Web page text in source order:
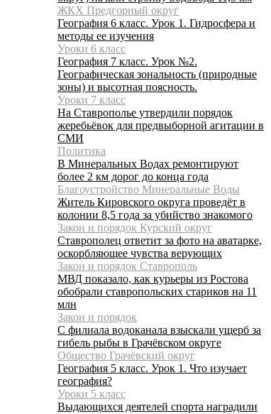
ЖКХ Предгорный округ
География 6 класс. Урок 1. Гидросфера и
методы ее изучения
Уроки 6 класс
География 7 класс. Урок №2.
Географическая зональность (природные
зоны) и высотная поясность.
Уроки 7 класс
На Ставрополье утвердили порядок
жеребьёвок для предвыборной агитации в
СМИ
Политика
В Минеральных Водах ремонтируют
более 2 км дорог до конца года
Благоустройство Минеральные Воды
Житель Кировского округа проведёт в
колонии 8,5 года за убийство знакомого
Закон и порядок Курский округ
Ставрополец ответит за фото на аватарке,
оскорбляющее чувства верующих
Закон и порядок Ставрополь
МВД показало, как курьеры из Ростова
обобрали ставропольских стариков на 11
млн
Закон и порядок
С филиала водоканала взыскали ущерб за
гибель рыбы в Грачёвском округе
Общество Грачёвский округ
География 5 класс. Урок 1. Что изучает
география?
Уроки 5 класс
Выдающихся деятелей спорта наградили